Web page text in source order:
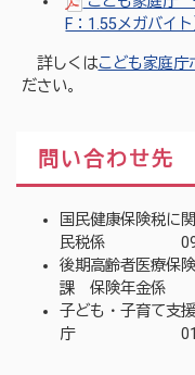
F：1.55メガバイ
詳しくはこども家庭庁
ださい。
問い合わせ先
国民健康保
民税係 096-
後期高齢者医
課 保険年金係
子ども・子育て
庁 0120-